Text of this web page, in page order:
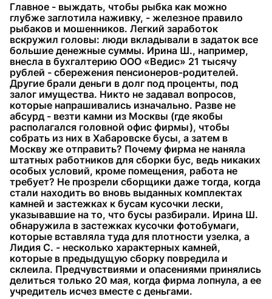
Главное - выждать, чтобы рыбка как можно
глубже заглотила наживку, - железное правило
рыбаков и мошенников. Легкий заработок
вскружил головы: люди вкладывали в задаток все
большие денежные суммы. Ирина Ш., например,
внесла в бухгалтерию ООО «Ведис» 21 тысячу
рублей - сбережения пенсионеров-родителей.
Другие брали деньги в долг под проценты, под
залог имущества. Никто не задавал вопросов,
которые напрашивались изначально. Разве не
абсурд - везти камни из Москвы (где якобы
располагался головной офис фирмы), чтобы
собрать из них в Хабаровске бусы, а затем в
Москву же отправить? Почему фирма не наняла
штатных работников для сборки бус, ведь никаких
особых условий, кроме помещения, работа не
требует? Не прозрели сборщики даже тогда, когда
стали находить во вновь выданных комплектах
камней и застежках к бусам кусочки лески,
указывавшие на то, что бусы разбирали. Ирина Ш.
обнаружила в застежках кусочки фотобумаги,
которые вставляла туда для плотности узелка, а
Лидия С. - несколько характерных камней,
которые в предыдущую сборку повредила и
склеила. Предчувствиями и опасениями принялись
делиться только 20 мая, когда фирма лопнула, а ее
учредитель исчез вместе с деньгами.